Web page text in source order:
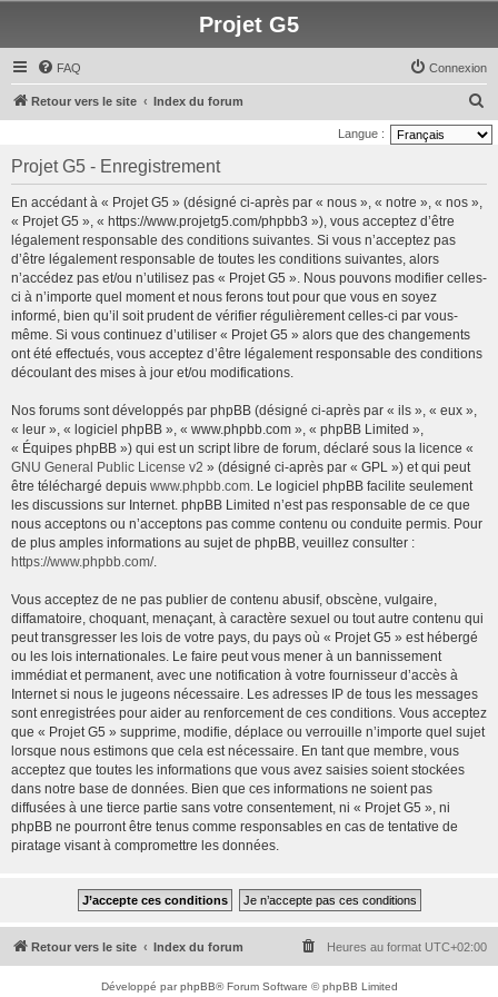
Projet G5
FAQ Connexion
Retour vers le site Index du forum
e
Langue :
Projet G5 - Enregistrement
En accédant à « Projet G5 » (désigné ci-après par « nous », « notre », « nos »,
« Projet G5 », « https://www.projetg5.com/phpbb3 »), vous acceptez d’être
légalement responsable des conditions suivantes. Si vous n’acceptez pas
d’être légalement responsable de toutes les conditions suivantes, alors
n’accédez pas et/ou n’utilisez pas « Projet G5 ». Nous pouvons modifier celles-
ci à n’importe quel moment et nous ferons tout pour que vous en soyez
informé, bien qu’il soit prudent de vérifier régulièrement celles-ci par vous-
même. Si vous continuez d’utiliser « Projet G5 » alors que des changements
ont été effectués, vous acceptez d’être légalement responsable des conditions
découlant des mises à jour et/ou modifications.
Nos forums sont développés par phpBB (désigné ci-après par « ils », « eux »,
« leur », « logiciel phpBB », « www.phpbb.com », « phpBB Limited »,
« Équipes phpBB ») qui est un script libre de forum, déclaré sous la licence «
GNU General Public License v2 » (désigné ci-après par « GPL ») et qui peut
être téléchargé depuis www.phpbb.com. Le logiciel phpBB facilite seulement
les discussions sur Internet. phpBB Limited n’est pas responsable de ce que
nous acceptons ou n’acceptons pas comme contenu ou conduite permis. Pour
de plus amples informations au sujet de phpBB, veuillez consulter :
https://www.phpbb.com/.
Vous acceptez de ne pas publier de contenu abusif, obscène, vulgaire,
diffamatoire, choquant, menaçant, à caractère sexuel ou tout autre contenu qui
peut transgresser les lois de votre pays, du pays où « Projet G5 » est hébergé
ou les lois internationales. Le faire peut vous mener à un bannissement
immédiat et permanent, avec une notification à votre fournisseur d’accès à
Internet si nous le jugeons nécessaire. Les adresses IP de tous les messages
sont enregistrées pour aider au renforcement de ces conditions. Vous acceptez
que « Projet G5 » supprime, modifie, déplace ou verrouille n’importe quel sujet
lorsque nous estimons que cela est nécessaire. En tant que membre, vous
acceptez que toutes les informations que vous avez saisies soient stockées
dans notre base de données. Bien que ces informations ne soient pas
diffusées à une tierce partie sans votre consentement, ni « Projet G5 », ni
phpBB ne pourront être tenus comme responsables en cas de tentative de
piratage visant à compromettre les données.
Retour vers le site Index du forum Heures au format UTC+02:00
Développé parphpBB® Forum Software © phpBB Limited